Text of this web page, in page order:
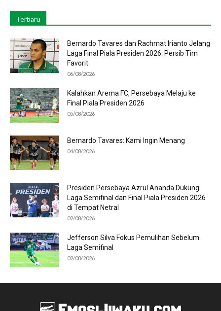
Terbaru
Bernardo Tavares dan Rachmat Irianto Jelang
Laga Final Piala Presiden 2026: Persib Tim
Favorit
06/08/2026
Kalahkan Arema FC, Persebaya Melaju ke
Final Piala Presiden 2026
05/08/2026
Bernardo Tavares: Kami Ingin Menang
04/08/2026
Presiden Persebaya Azrul Ananda Dukung
Laga Semifinal dan Final Piala Presiden 2026
di Tempat Netral
02/08/2026
Jefferson Silva Fokus Pemulihan Sebelum
Laga Semifinal
02/08/2026